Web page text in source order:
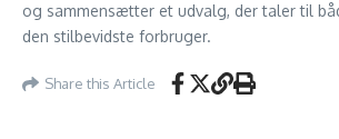
og sammensætter et udvalg, der taler til
den stilbevidste forbruger.
Share this Article